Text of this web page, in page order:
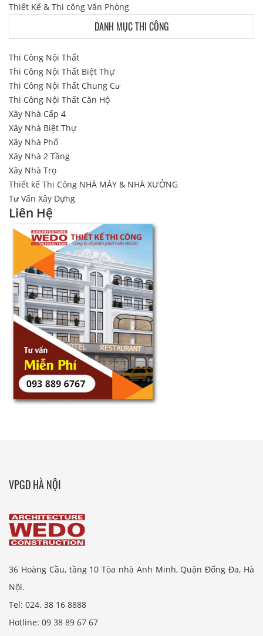
Thiết Kế & Thi công Văn Phòng
DANH MỤC THI CÔNG
Thi Công Nội Thất
Thi Công Nội Thất Biệt Thự
Thi Công Nội Thất Chung Cư
Thi Công Nội Thất Căn Hộ
Xây Nhà Cấp 4
Xây Nhà Biệt Thự
Xây Nhà Phố
Xây Nhà 2 Tầng
Xây Nhà Trọ
Thiết kế Thi Công NHÀ MÁY & NHÀ XƯỞNG
Tư Vấn Xây Dựng
Liên Hệ
VPGD HÀ NỘI
36 Hoàng Cầu, tầng 10 Tòa nhà Anh Minh, Quận Đống Đa, Hà
Nội.
Tel: 024. 38 16 8888
Hotline: 09 38 89 67 67